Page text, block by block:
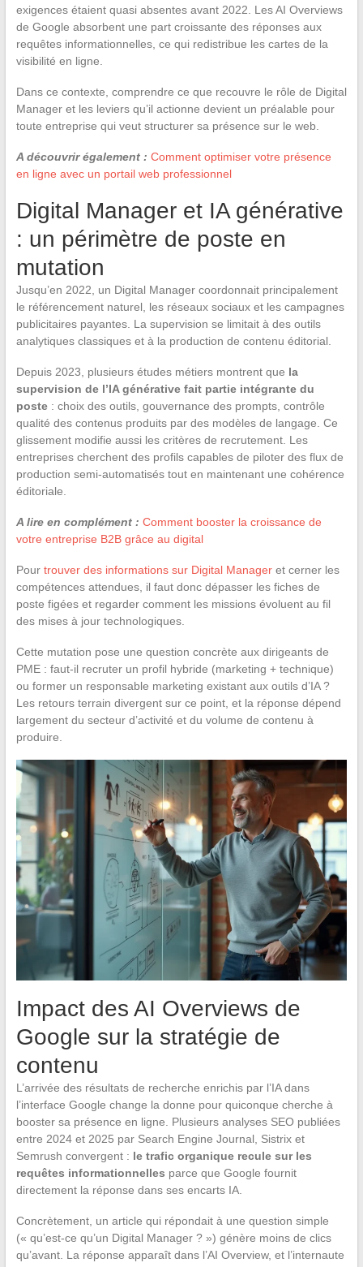
exigences étaient quasi absentes avant 2022. Les AI Overviews
de Google absorbent une part croissante des réponses aux
requêtes informationnelles, ce qui redistribue les cartes de la
visibilité en ligne.
Dans ce contexte, comprendre ce que recouvre le rôle de Digital
Manager et les leviers qu’il actionne devient un préalable pour
toute entreprise qui veut structurer sa présence sur le web.
A découvrir également : Comment optimiser votre présence
en ligne avec un portail web professionnel
Digital Manager et IA générative
: un périmètre de poste en
mutation
Jusqu’en 2022, un Digital Manager coordonnait principalement
le référencement naturel, les réseaux sociaux et les campagnes
publicitaires payantes. La supervision se limitait à des outils
analytiques classiques et à la production de contenu éditorial.
Depuis 2023, plusieurs études métiers montrent que la
supervision de l’IA générative fait partie intégrante du
poste: choix des outils, gouvernance des prompts, contrôle
qualité des contenus produits par des modèles de langage. Ce
glissement modifie aussi les critères de recrutement. Les
entreprises cherchent des profils capables de piloter des flux de
production semi-automatisés tout en maintenant une cohérence
éditoriale.
A lire en complément : Comment booster la croissance de
votre entreprise B2B grâce au digital
Pour trouver des informations sur Digital Manageret cerner les
compétences attendues, il faut donc dépasser les fiches de
poste figées et regarder comment les missions évoluent au fil
des mises à jour technologiques.
Cette mutation pose une question concrète aux dirigeants de
PME : faut-il recruter un profil hybride (marketing + technique)
ou former un responsable marketing existant aux outils d’IA ?
Les retours terrain divergent sur ce point, et la réponse dépend
largement du secteur d’activité et du volume de contenu à
produire.
Impact des AI Overviews de
Google sur la stratégie de
contenu
L’arrivée des résultats de recherche enrichis par l’IA dans
l’interface Google change la donne pour quiconque cherche à
booster sa présence en ligne. Plusieurs analyses SEO publiées
entre 2024 et 2025 par Search Engine Journal, Sistrix et
Semrush convergent : le trafic organique recule sur les
requêtes informationnelles parce que Google fournit
directement la réponse dans ses encarts IA.
Concrètement, un article qui répondait à une question simple
(« qu’est-ce qu’un Digital Manager ? ») génère moins de clics
qu’avant. La réponse apparaît dans l’AI Overview, et l’internaute